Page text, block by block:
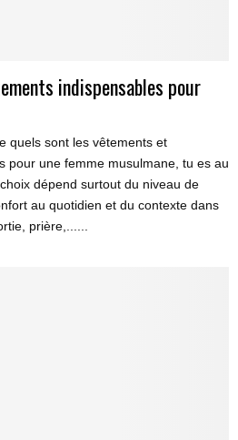
indispensables pour
quels sont les vêtements et
pour une femme musulmane, tu es au
dépend surtout du niveau de
au quotidien et du contexte dans
prière,......